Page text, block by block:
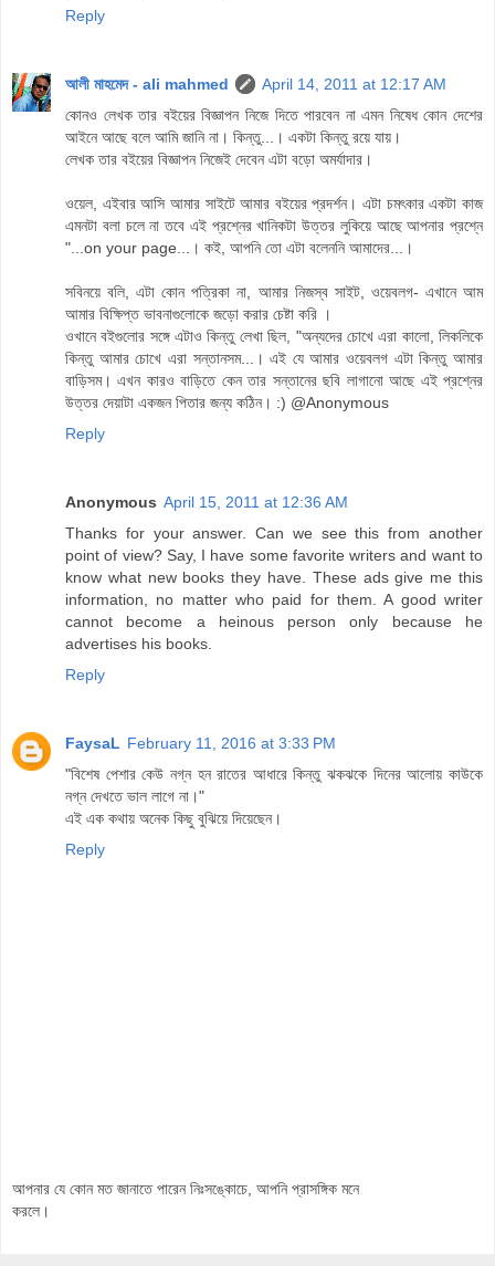
Reply
আলী মাহমেদ - ali mahmed
April 14, 2011 at 12:17 AM
কোনও লেখক তার বইয়ের বিজ্ঞাপন নিজে দিতে পারবেন না এমন নিষেধ কোন দেশের
আইনে আছে বলে আমি জানি না। কিন্তু...। একটা কিন্তু রয়ে যায়।
লেখক তার বইয়ের বিজ্ঞাপন নিজেই দেবেন এটা বড়ো অমর্যাদার।
ওয়েল, এইবার আসি আমার সাইটে আমার বইয়ের প্রদর্শন। এটা চমৎকার একটা কাজ
এমনটা বলা চলে না তবে এই প্রশ্নের খানিকটা উত্তর লুকিয়ে আছে আপনার প্রশ্নে
"...on your page...। কই, আপনি তো এটা বলেননি আমাদের...।
সবিনয়ে বলি, এটা কোন পত্রিকা না, আমার নিজস্ব সাইট, ওয়েবলগ- এখানে আম
আমার বিক্ষিপ্ত ভাবনাগুলোকে জড়ো করার চেষ্টা করি ।
ওখানে বইগুলোর সঙ্গে এটাও কিন্তু লেখা ছিল, "অন্যদের চোখে এরা কালো, লিকলিকে
কিন্তু আমার চোখে এরা সন্তানসম...। এই যে আমার ওয়েবলগ এটা কিন্তু আমার
বাড়িসম। এখন কারও বাড়িতে কেন তার সন্তানের ছবি লাগানো আছে এই প্রশ্নের
উত্তর দেয়াটা একজন পিতার জন্য কঠিন। :) @Anonymous
Reply
Anonymous April 15, 2011 at 12:36 AM
Thanks for your answer. Can we see this from another
point of view? Say, I have some favorite writers and want to
know what new books they have. These ads give me this
information, no matter who paid for them. A good writer
cannot become a heinous person only because he
advertises his books.
Reply
FaysaL February 11, 2016 at 3:33 PM
"বিশেষ পেশার কেউ নগ্ন হন রাতের আধারে কিন্তু ঝকঝকে দিনের আলোয় কাউকে
নগ্ন দেখতে ভাল লাগে না।"
এই এক কথায় অনেক কিছু বুঝিয়ে দিয়েছেন।
Reply
আপনার যে কোন মত জানাতে পারেন নিঃসঙ্কোচে, আপনি প্রাসঙ্গিক মনে
করলে।